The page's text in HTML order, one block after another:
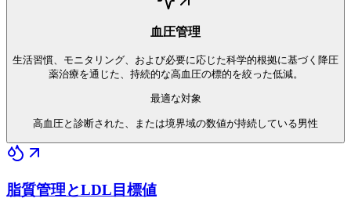
血圧管理
生活習慣、モニタリング、および必要に応じた科学的根拠に基づく降圧
薬治療を通じた、持続的な高血圧の標的を絞った低減。
最適な対象
高血圧と診断された、または境界域の数値が持続している男性
脂質管理とLDL目標値